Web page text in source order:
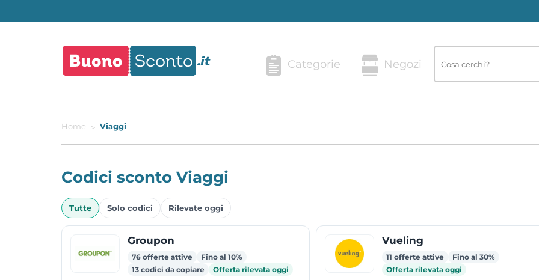
Categorie Negozi
Home Viaggi
Codici sconto Viaggi
Offerte
attive
Tutte Solo codici Rilevate oggi
Groupon
76 offerte attive
Fino al 10%
13 codici da copiare
Offerta rilevata oggi
Vueling
11 offerte attive
Fino al 30%
Offerta rilevata oggi